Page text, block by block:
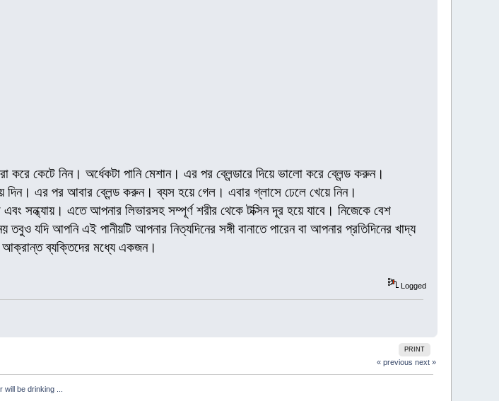
করে কেটে নিন। অর্ধেকটা পানি মেশান। এর পর ব্লেন্ডারে দিয়ে ভালো করে ব্লেন্ড করুন।
দিন। এর পর আবার ব্লেন্ড করুন। ব্যস হয়ে গেল। এবার গ্লাসে ঢেলে খেয়ে নিন।
সন্ধ্যায়। এতে আপনার লিভারসহ সম্পূর্ণ শরীর থেকে টক্সিন দূর হয়ে যাবে। নিজেকে বেশ
যদি আপনি এই পানীয়টি আপনার নিত্যদিনের সঙ্গী বানাতে পারেন বা আপনার প্রতিদিনের খাদ্য
আক্রান্ত ব্যক্তিদের মধ্যে একজন।
Logged
PRINT
« previous next »
be drinking ...